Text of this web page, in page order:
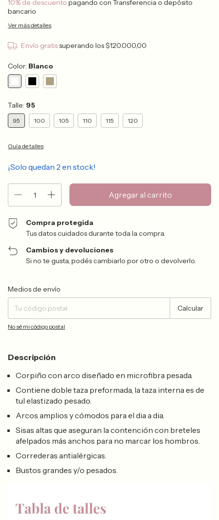
10% de descuento pagando con Transferencia o depósito
bancario
Ver más detalles
Envío gratissuperando los$120.000,00
Color: Blanco
Talle: 95
95 100 105 110 115 120
Guía de talles
¡Solo quedan 2 en stock!
Compra protegida
Tus datos cuidados durante toda la compra.
Cambios y devoluciones
Si no te gusta, podés cambiarlo por otro o devolverlo.
Entregas para el CP:
Medios de envío
Calcular
No sé mi código postal
Descripción
Corpiño con arco diseñado en microfibra pesada.
Contiene doble taza preformada, la taza interna es de
tul elastizado pesado.
Arcos amplios y cómodos para el dia a dia.
Sisas altas que aseguran la contención con breteles
afelpados más anchos para no marcar los hombros.
Correderas antialérgicas.
Bustos grandes y/o pesados.